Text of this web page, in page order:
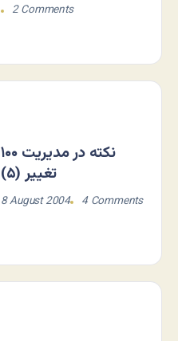
2 Comments
۱۰۰ نكته در مديريت
تغيير (۵)
8 August 2004 4 Comments